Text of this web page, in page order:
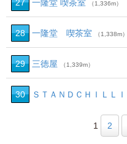
27 一隆堂 喫茶室 （1,336m）
28 一隆堂 喫茶室 （1,338m）
29 三徳屋 （1,339m）
30 ＳＴＡＮＤＣＨＩＬＬＩ
1 2